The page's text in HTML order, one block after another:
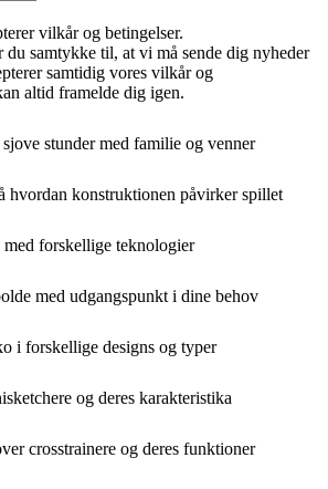
vilkår og betingelser.
samtykke til, at vi må sende dig nyheder
samtidig vores vilkår og
altid framelde dig igen.
stunder med familie og venner
hvordan konstruktionen påvirker spillet
forskellige teknologier
med udgangspunkt i dine behov
i forskellige designs og typer
og deres karakteristika
crosstrainere og deres funktioner